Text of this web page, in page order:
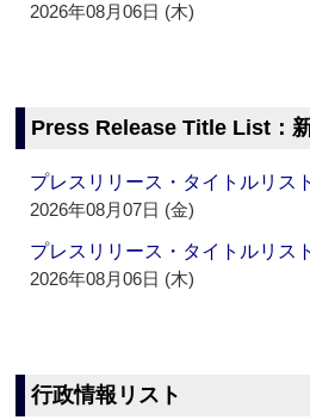
2026年08月06日 (木)
Press Release Title List：
プレスリリース・タイトルリ
2026年08月07日 (金)
プレスリリース・タイトルリ
2026年08月06日 (木)
行政情報リスト